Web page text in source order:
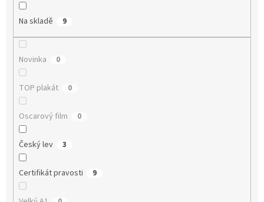
Na skladě 9
Novinka 0
TOP plakát 0
Oscarový film 0
Český lev 3
Certifikát pravosti 9